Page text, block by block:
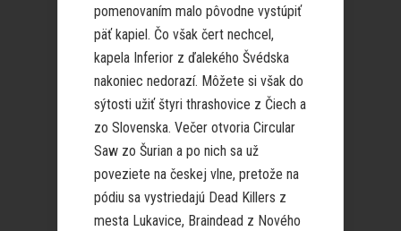
pomenovaním malo pôvodne vystúpiť
päť kapiel. Čo však čert nechcel,
kapela Inferior z ďalekého Švédska
nakoniec nedorazí. Môžete si však do
sýtosti užiť štyri thrashovice z Čiech a
zo Slovenska. Večer otvoria Circular
Saw zo Šurian a po nich sa už
poveziete na českej vlne, pretože na
pódiu sa vystriedajú Dead Killers z
mesta Lukavice, Braindead z Nového